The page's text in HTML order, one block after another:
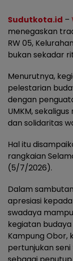
Sudutkota.id –
menegaskan
RW 05,
bukan sekadar
Menurutnya,
pelestarian
dengan
UMKM,
dan solidaritas
Hal itu
rangkaian
(5/7/2026).
Dalam
apresiasi
swadaya
kegiatan
Kampung Obor,
pertunjukan